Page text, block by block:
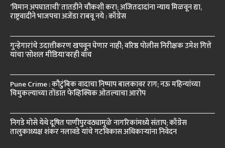
‘विमान अपघाताची’ तातडीने चौकशी करा; अजितदादांना न्याय मिळवून द्या,
राष्ट्रवादीने भाजपचा अजेंडा राबवू नये : काँग्रेस
गुन्हेगारांचे उदात्तीकरण खपवून घेणार नाही; वरिष्ठ पोलीस निरीक्षक उमेश गित्ते
यांचा ‘सोशल मीडिया’वरही वॉच
Pune Crime : कौटुंबिक वादाचा निष्पाप बालकावर राग; नऊ महिन्यांच्या
चिमुकल्याच्या तोंडात फेव्हिक्विक ओतल्याचा आरोप
निगडे मोसे येथे दूषित पाणीपुरवठ्यामुळे नागरिकांमध्ये संताप; काँग्रेस
तालुकाध्यक्ष शंकर नलावडे यांचे गटविकास अधिकाऱ्यांना निवेदन